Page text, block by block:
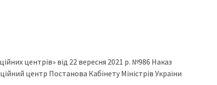
центрів» від 22 вересня 2021 р. №986 Наказ
центр Постанова Кабінету Міністрів України